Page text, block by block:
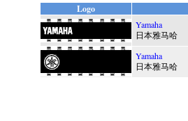
Logo
Yamaha
日本雅马哈
Yamaha
日本雅马哈